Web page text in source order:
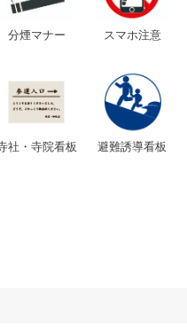
分煙マナー スマホ注意
社・寺院看板 避難誘導看板